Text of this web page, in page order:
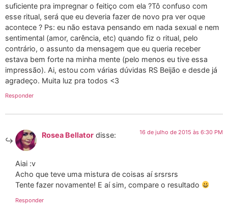
suficiente pra impregnar o feitiço com ela ?Tô confuso com
esse ritual, será que eu deveria fazer de novo pra ver oque
acontece ? Ps: eu não estava pensando em nada sexual e nem
sentimental (amor, carência, etc) quando fiz o ritual, pelo
contrário, o assunto da mensagem que eu queria receber
estava bem forte na minha mente (pelo menos eu tive essa
impressão). Ai, estou com várias dúvidas RS Beijão e desde já
agradeço. Muita luz pra todos <3
Responder
Rosea Bellator disse: 16 de julho de 2015 às 6:30 PM
Aiai :v
Acho que teve uma mistura de coisas aí srsrsrs
Tente fazer novamente! E aí sim, compare o resultado
Responder